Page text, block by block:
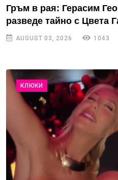
Гръм в рая: Герасим
разведе тайно с Цвета
AUGUST 03, 2026 1043
КЛЮКИ